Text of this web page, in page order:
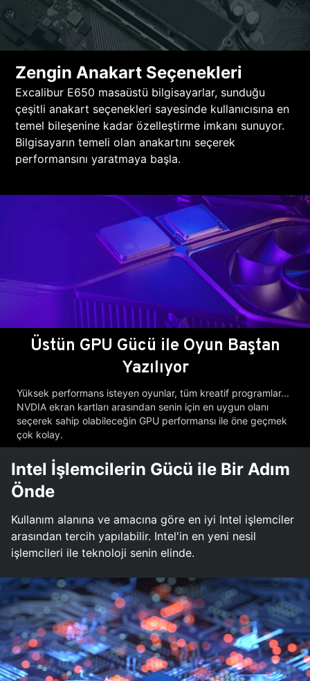
Zengin Anakart Seçenekleri
Excalibur E650 masaüstü bilgisayarlar, sunduğu
çeşitli anakart seçenekleri sayesinde kullanıcısına en
temel bileşenine kadar özelleştirme imkanı sunuyor.
Bilgisayarın temeli olan anakartını seçerek
performansını yaratmaya başla.
Üstün GPU Gücü ile Oyun Baştan
Yazılıyor
Yüksek performans isteyen oyunlar, tüm kreatif programlar...
NVDIA ekran kartları arasından senin için en uygun olanı
seçerek sahip olabileceğin GPU performansı ile öne geçmek
çok kolay.
Intel İşlemcilerin Gücü ile Bir Adım
Önde
Kullanım alanına ve amacına göre en iyi Intel işlemciler
arasından tercih yapılabilir. Intel'in en yeni nesil
işlemcileri ile teknoloji senin elinde.